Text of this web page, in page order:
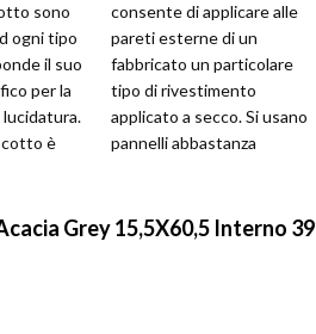
sono
ogni tipo
il suo
per la
cotto è
consente di applicare alle
pareti esterne di un
fabbricato un particolare
tipo di rivestimento
applicato a secco. Si usano
pannelli abbastanza
Grey 15,5X60,5 Interno 39